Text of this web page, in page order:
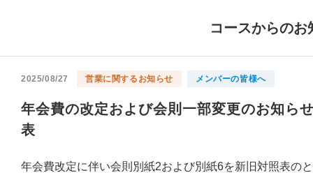
コースからのお
2025/08/27 営業に関するお知らせ メンバーの皆様へ
年会費の改定および会則一部変更のお知ら
表
年会費改定に伴い会則別紙2および別紙6を新旧対照表の